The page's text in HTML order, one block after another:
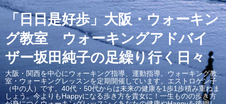
「日日是好歩」大阪・ウォーキン
グ教室 ウォーキングアドバイ
ザー坂田純子の足繰り行く日々
大阪・関西を中心にウォーキング指導、運動指導。ウォーキング教
室・ウォーキングレッスンを定期開催しています。エストロゲン子
（中の人）です。40代・50代からは未来の健康を1歩1歩積み重ねま
しょう。今よりもHappyになる歩き方を貴女に！一生ものの歩き方